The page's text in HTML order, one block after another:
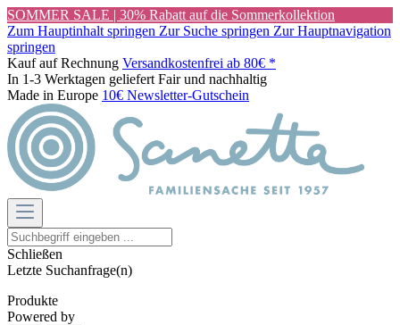
SOMMER SALE | 30% Rabatt auf die Sommerkollektion
Zum Hauptinhalt springen Zur Suche springen Zur Hauptnavigation
springen
Kauf auf Rechnung Versandkostenfrei ab 80€ *
In 1-3 Werktagen geliefert Fair und nachhaltig
Made in Europe 10€ Newsletter-Gutschein
Schließen
Letzte Suchanfrage(n)
Produkte
Powered by